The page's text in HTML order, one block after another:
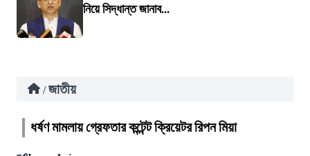
নিয়ে সিদ্ধান্ত জানাব...
/ জাতীয়
ধর্ষণ মামলায় গ্রেফতার কন্টেন্ট ক্রিয়েটর রিপন মিয়া